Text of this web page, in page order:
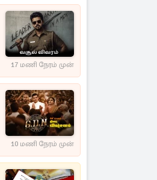
17 மணி நேரம் முன்
10 மணி நேரம் முன்